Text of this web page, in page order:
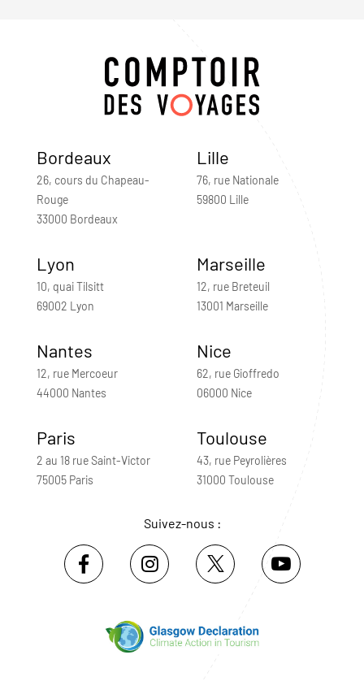
Bordeaux
26, cours du Chapeau-
Rouge
33000 Bordeaux
Lille
76, rue Nationale
59800 Lille
Lyon
10, quai Tilsitt
69002 Lyon
Marseille
12, rue Breteuil
13001 Marseille
Nantes
12, rue Mercoeur
44000 Nantes
Nice
62, rue Gioffredo
06000 Nice
Paris
2 au 18 rue Saint-Victor
75005 Paris
Toulouse
43, rue Peyrolières
31000 Toulouse
Suivez-nous :